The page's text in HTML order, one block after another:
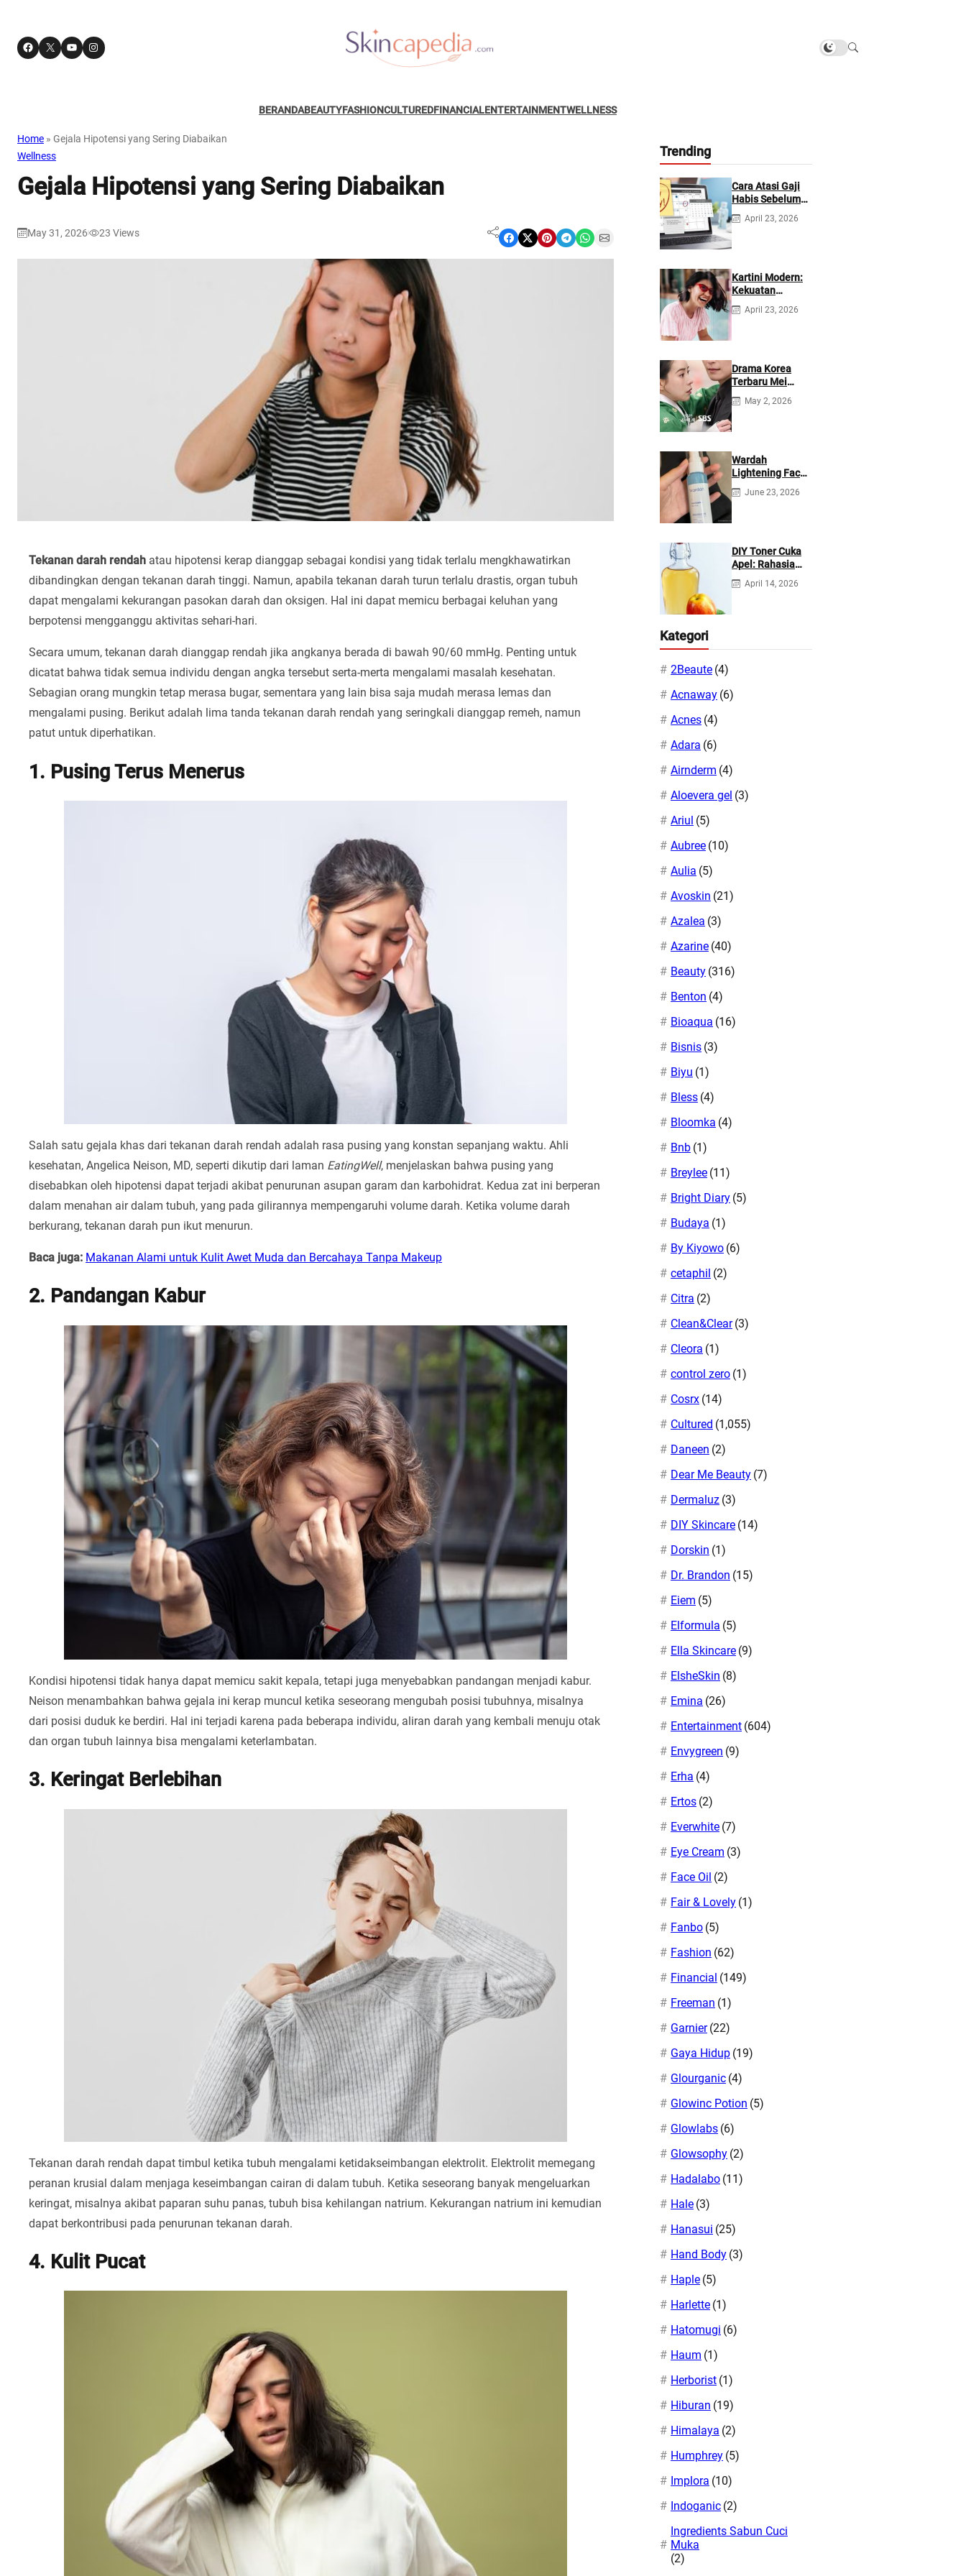
Facebook X YouTube Instagram
BERANDABEAUTYFASHIONCULTUREDFINANCIALENTERTAINMENTWELLNESS
Home » Gejala Hipotensi yang Sering Diabaikan
Wellness
Gejala Hipotensi yang Sering Diabaikan
May 31, 2026 23 Views Share on Facebook Share on X Share on Pinterest Share on Telegram Share on WhatsApp Share on Email
Tekanan darah rendah atau hipotensi kerap dianggap sebagai kondisi yang tidak terlalu mengkhawatirkan
dibandingkan dengan tekanan darah tinggi. Namun, apabila tekanan darah turun terlalu drastis, organ tubuh
dapat mengalami kekurangan pasokan darah dan oksigen. Hal ini dapat memicu berbagai keluhan yang
berpotensi mengganggu aktivitas sehari-hari.
Secara umum, tekanan darah dianggap rendah jika angkanya berada di bawah 90/60 mmHg. Penting untuk
dicatat bahwa tidak semua individu dengan angka tersebut serta-merta mengalami masalah kesehatan.
Sebagian orang mungkin tetap merasa bugar, sementara yang lain bisa saja mudah merasa lemas dan
mengalami pusing. Berikut adalah lima tanda tekanan darah rendah yang seringkali dianggap remeh, namun
patut untuk diperhatikan.
1. Pusing Terus Menerus
Salah satu gejala khas dari tekanan darah rendah adalah rasa pusing yang konstan sepanjang waktu. Ahli
kesehatan, Angelica Neison, MD, seperti dikutip dari laman EatingWell, menjelaskan bahwa pusing yang
disebabkan oleh hipotensi dapat terjadi akibat penurunan asupan garam dan karbohidrat. Kedua zat ini berperan
dalam menahan air dalam tubuh, yang pada gilirannya mempengaruhi volume darah. Ketika volume darah
berkurang, tekanan darah pun ikut menurun.
Baca juga: Makanan Alami untuk Kulit Awet Muda dan Bercahaya Tanpa Makeup
2. Pandangan Kabur
Kondisi hipotensi tidak hanya dapat memicu sakit kepala, tetapi juga menyebabkan pandangan menjadi kabur.
Neison menambahkan bahwa gejala ini kerap muncul ketika seseorang mengubah posisi tubuhnya, misalnya
dari posisi duduk ke berdiri. Hal ini terjadi karena pada beberapa individu, aliran darah yang kembali menuju otak
dan organ tubuh lainnya bisa mengalami keterlambatan.
3. Keringat Berlebihan
Tekanan darah rendah dapat timbul ketika tubuh mengalami ketidakseimbangan elektrolit. Elektrolit memegang
peranan krusial dalam menjaga keseimbangan cairan di dalam tubuh. Ketika seseorang banyak mengeluarkan
keringat, misalnya akibat paparan suhu panas, tubuh bisa kehilangan natrium. Kekurangan natrium ini kemudian
dapat berkontribusi pada penurunan tekanan darah.
4. Kulit Pucat
Trending
Cara Atasi Gaji
Habis Sebelum
Gajian
Berikutnya
April 23, 2026
Kartini Modern:
Kekuatan
Berevolusi &
Rawat Diri
April 23, 2026
Drama Korea
Terbaru Mei
2026: Mana yang
Tayang di
May 2, 2026
Wardah
Lightening Face
Mist: Cek
Ingredients &
June 23, 2026
DIY Toner Cuka
Apel: Rahasia
Jerawat Kempes
dalam 2 Hari!
April 14, 2026
Kategori
2Beaute (4)
Acnaway (6)
Acnes (4)
Adara (6)
Airnderm (4)
Aloevera gel (3)
Ariul (5)
Aubree (10)
Aulia (5)
Avoskin (21)
Azalea (3)
Azarine (40)
Beauty (316)
Benton (4)
Bioaqua (16)
Bisnis (3)
Biyu (1)
Bless (4)
Bloomka (4)
Bnb (1)
Breylee (11)
Bright Diary (5)
Budaya (1)
By Kiyowo (6)
cetaphil (2)
Citra (2)
Clean&Clear (3)
Cleora (1)
control zero (1)
Cosrx (14)
Cultured (1,055)
Daneen (2)
Dear Me Beauty (7)
Dermaluz (3)
DIY Skincare (14)
Dorskin (1)
Dr. Brandon (15)
Eiem (5)
Elformula (5)
Ella Skincare (9)
ElsheSkin (8)
Emina (26)
Entertainment (604)
Envygreen (9)
Erha (4)
Ertos (2)
Everwhite (7)
Eye Cream (3)
Face Oil (2)
Fair & Lovely (1)
Fanbo (5)
Fashion (62)
Financial (149)
Freeman (1)
Garnier (22)
Gaya Hidup (19)
Glourganic (4)
Glowinc Potion (5)
Glowlabs (6)
Glowsophy (2)
Hadalabo (11)
Hale (3)
Hanasui (25)
Hand Body (3)
Haple (5)
Harlette (1)
Hatomugi (6)
Haum (1)
Herborist (1)
Hiburan (19)
Himalaya (2)
Humphrey (5)
Implora (10)
Indoganic (2)
Ingredients Sabun Cuci
Muka
(2)